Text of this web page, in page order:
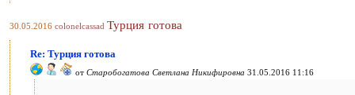
30.05.2016 colonelcassad Турция готова
Re: Турция готова
от Старобогатова Светлана Никифировна 31.05.2016 11:16